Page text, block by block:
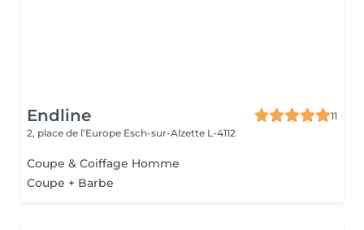
Endline
11
2, place de l’Europe Esch-sur-Alzette L-4112
Coupe & Coiffage Homme
Coupe + Barbe